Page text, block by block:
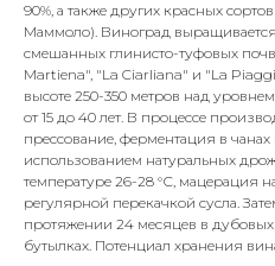
90%, а также других красных
Маммоло). Виноград
смешанных глинисто-туфовых
Martiena", "La Ciarliana" и "La
высоте 250-350 метров над
от 15 до 40 лет. В процессе
прессование, ферментация в
использованием натуральных
температуре 26-28 °С, мацерация
регулярной перекачкой сусла.
протяжении 24 месяцев в
бутылках. Потенциал хранения